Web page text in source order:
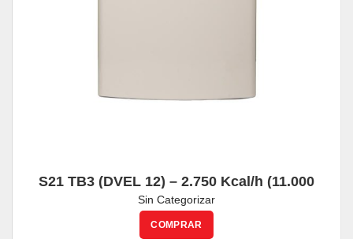
S21 TB3 (DVEL 12) – 2.750 Kcal/h (11.000
Btu/h)
Sin Categorizar